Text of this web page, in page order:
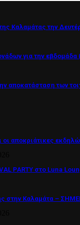
Καλαμάτας την
για την εβδομάδα
αποκατάσταση των
οι αποκριάτικες
PARTY στο Luna
στην Καλαμάτα –